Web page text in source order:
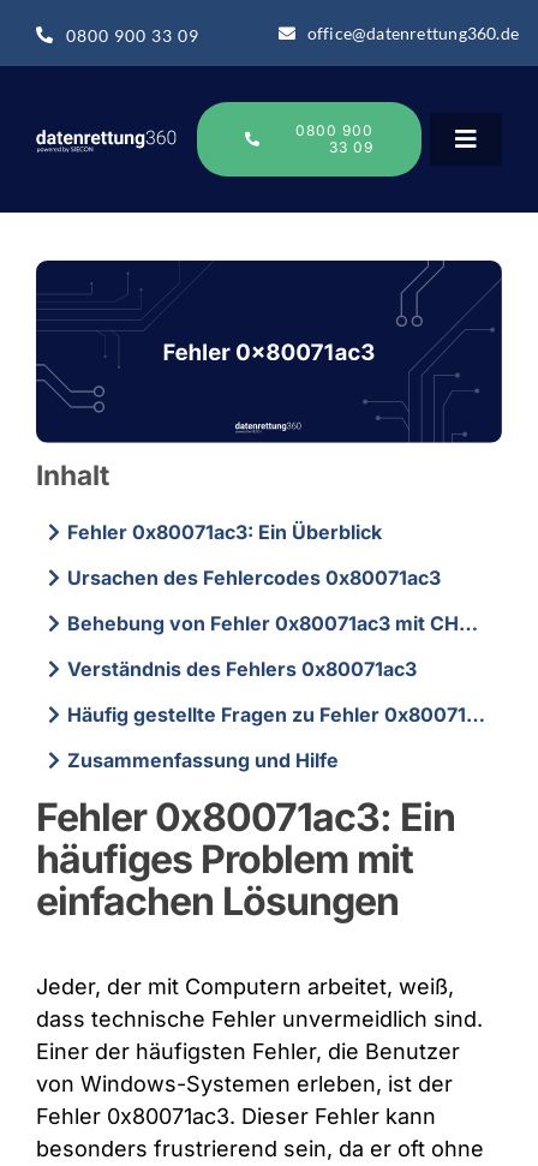
Inhalt
0800 900 33 09 office@datenrettung360.de
Toggle
Über uns
Datenrettung-Wissen
0800 900
33 09
Inhalt
Fehler 0x80071ac3: Ein Überblick
Ursachen des Fehlercodes 0x80071ac3
Behebung von Fehler 0x80071ac3 mit CHKDSK
Verständnis des Fehlers 0x80071ac3
Häufig gestellte Fragen zu Fehler 0x80071ac3
Zusammenfassung und Hilfe
Fehler 0x80071ac3: Ein
häufiges Problem mit
einfachen Lösungen
Jeder, der mit Computern arbeitet, weiß,
dass technische Fehler unvermeidlich sind.
Einer der häufigsten Fehler, die Benutzer
von Windows-Systemen erleben, ist der
Fehler 0x80071ac3. Dieser Fehler kann
besonders frustrierend sein, da er oft ohne